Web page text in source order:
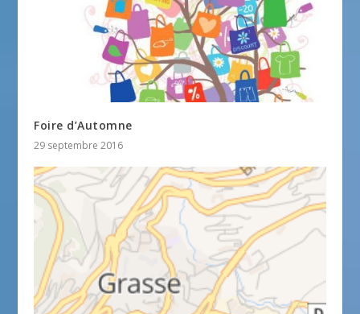
Foire d’Automne
29 septembre 2016